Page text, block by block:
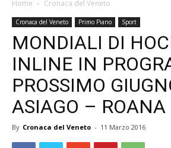
Veneto
Home Cronaca del Veneto
Cronaca del Veneto Primo Piano Sport
MONDIALI DI
INLINE IN
PROSSIMO
ASIAGO – ROANA
By Cronaca del Veneto - 11 Marzo 2016